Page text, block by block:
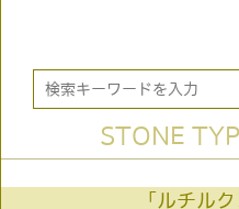
STONE
「ルチル